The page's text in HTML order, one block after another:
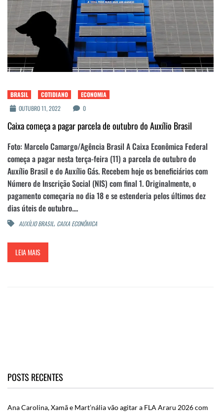
BRASIL COTIDIANO
ECONOMIA
OUTUBRO 11, 2022
0
Caixa começa a pagar parcela de outubro do Auxílio Brasil
Foto: Marcelo Camargo/Agência Brasil A Caixa Econômica Federal
começa a pagar nesta terça-feira (11) a parcela de outubro do
Auxílio Brasil e do Auxílio Gás. Recebem hoje os beneficiários com
Número de Inscrição Social (NIS) com final 1. Originalmente, o
pagamento começaria no dia 18 e se estenderia pelos últimos dez
dias úteis de outubro....
AUXÍLIO BRASIL, CAIXA ECONÔMICA
LEIA MAIS
POSTS RECENTES
Ana Carolina, Xamã e Mart’nália vão agitar a FLA Araru 2026 com